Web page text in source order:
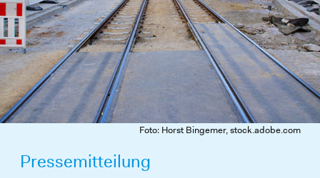
Foto: Horst Bingemer, stock.adobe.com
Pressemitteilung